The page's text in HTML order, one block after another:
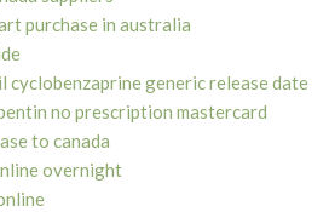
purchase in australia
cyclobenzaprine generic release date
no prescription mastercard
to canada
overnight